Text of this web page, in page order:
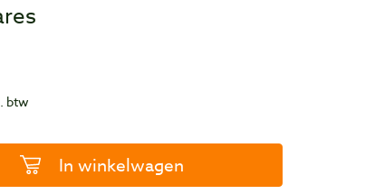
btw
In winkelwagen